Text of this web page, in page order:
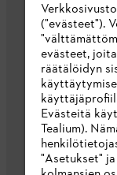
("evästeet").
evästeet,
räätälöidyn
Evästeitä
Tealium).
"Asetukset"